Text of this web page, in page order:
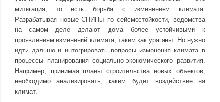
митигация, то есть борьба с изменением климата.
Разрабатывая новые СНИПы по сейсмостойкости, ведомства
на самом деле делают дома более устойчивыми к
проявлениям изменений климата, таким как ураганы. Но нужно
идти дальше и интегрировать вопросы изменения климата в
процессы планирования социально-экономического развития.
Например, принимая планы строительства новых объектов,
необходимо анализировать, каким будет воздействие на
климат.